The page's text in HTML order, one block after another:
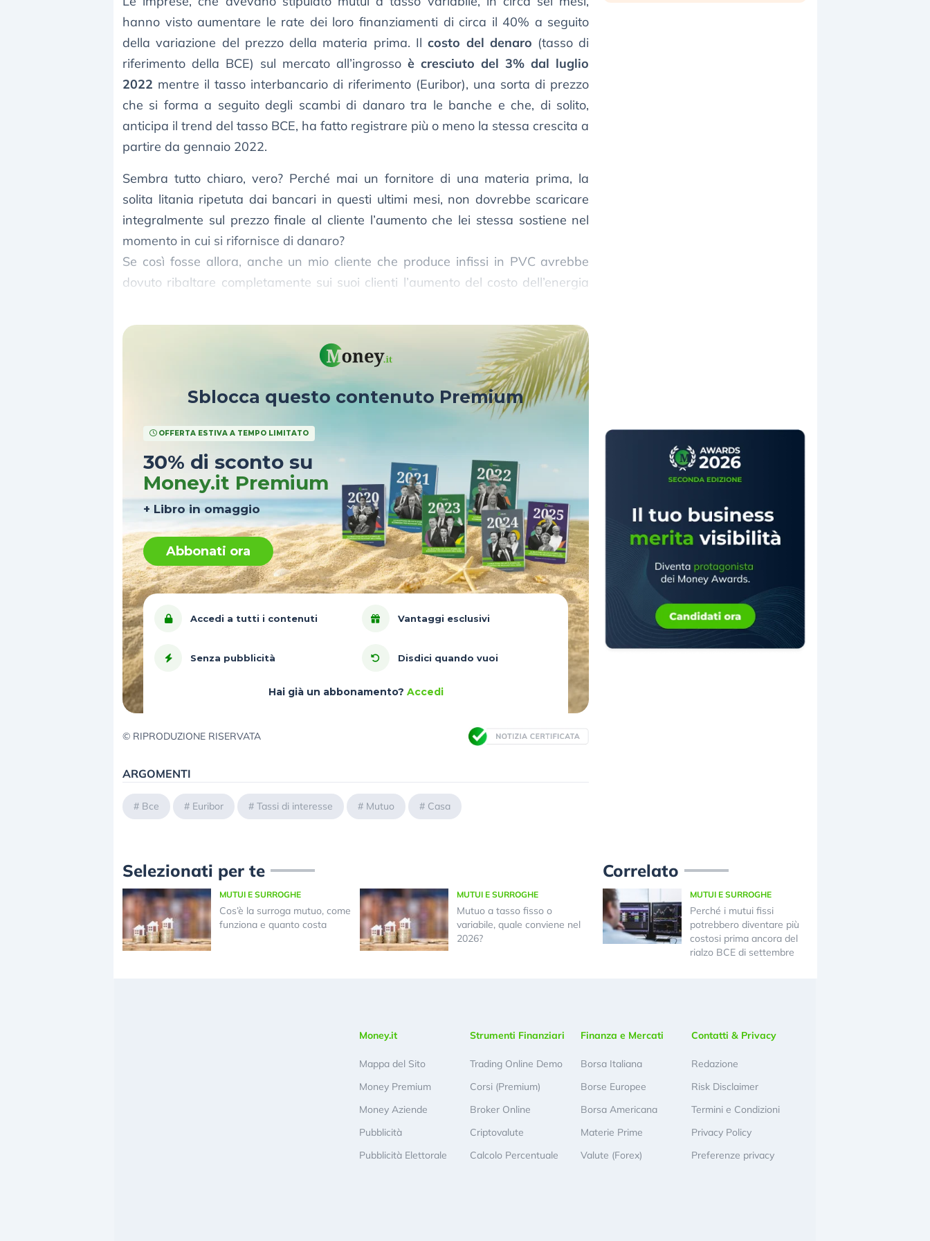
hanno visto aumentare le rate dei loro finanziamenti di circa il 40% a seguito
della variazione del prezzo della materia prima. Ilcosto del denaro (tasso di
riferimento della BCE) sul mercato all’ingrossoè cresciuto del 3% dal luglio
2022 mentre il tasso interbancario di riferimento (Euribor), una sorta di prezzo
che si forma a seguito degli scambi di danaro tra le banche e che, di solito,
anticipa il trend del tasso BCE, ha fatto registrare più o meno la stessa crescita a
partire da gennaio 2022.
Sembra tutto chiaro, vero? Perché mai un fornitore di una materia prima, la
solita litania ripetuta dai bancari in questi ultimi mesi, non dovrebbe scaricare
integralmente sul prezzo finale al cliente l’aumento che lei stessa sostiene nel
momento in cui si rifornisce di danaro?
Se così fosse allora, anche un mio cliente che produce infissi in PVC avrebbe
dovuto ribaltare completamente sui suoi clienti l’aumento del costo dell’energia
Sblocca questo contenuto Premium
OFFERTA ESTIVA A TEMPO LIMITATO
30% di sconto su
Money.it Premium
+ Libro in omaggio
Abbonati ora
Accedi a tutti i contenuti Vantaggi esclusivi
Senza pubblicità Disdici quando vuoi
Hai già un abbonamento? Accedi
© RIPRODUZIONE RISERVATA
ARGOMENTI
# Bce # Euribor # Tassi di interesse # Mutuo # Casa
Selezionati per te
MUTUI E SURROGHE
Cos’è la surroga mutuo, come
funziona e quanto costa
MUTUI E SURROGHE
Mutuo a tasso fisso o
variabile, quale conviene nel
2026?
Correlato
MUTUI E SURROGHE
Perché i mutui fissi
potrebbero diventare più
costosi prima ancora del
rialzo BCE di settembre
Money.it
Mappa del Sito
Money Premium
Money Aziende
Pubblicità
Pubblicità Elettorale
Strumenti Finanziari
Trading Online Demo
Corsi (Premium)
Broker Online
Criptovalute
Calcolo Percentuale
Finanza e Mercati
Borsa Italiana
Borse Europee
Borsa Americana
Materie Prime
Valute (Forex)
Contatti & Privacy
Redazione
Risk Disclaimer
Termini e Condizioni
Privacy Policy
Preferenze privacy